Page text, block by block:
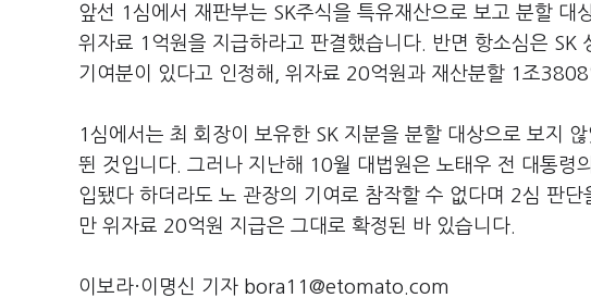
앞선 1심에서 재판부는 SK주식을 특유재산으로 보고 분할 대
위자료 1억원을 지급하라고 판결했습니다. 반면 항소심은 SK
기여분이 있다고 인정해, 위자료 20억원과 재산분할 1조
1심에서는 최 회장이 보유한 SK 지분을 분할 대상으로 보지
뛴 것입니다. 그러나 지난해 10월 대법원은 노태우 전 대통령
입됐다 하더라도 노 관장의 기여로 참작할 수 없다며 2심 판
만 위자료 20억원 지급은 그대로 확정된 바 있습니다.
이보라·이명신 기자 bora11@etomato.com